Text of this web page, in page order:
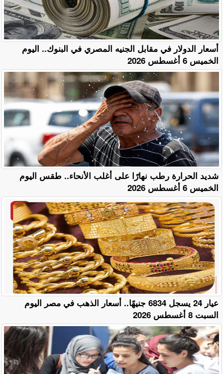
أسعار الدولار في مقابل الجنيه المصري في البنوك.. اليوم
الخميس 6 أغسطس 2026
​شديد الحرارة رطب نهارًا على أغلب الأنحاء.. طقس اليوم
الخميس 6 أغسطس 2026
عيار 24 يسجل 6834 جنيهًا.. أسعار الذهب في مصر اليوم
السبت 8 أغسطس 2026